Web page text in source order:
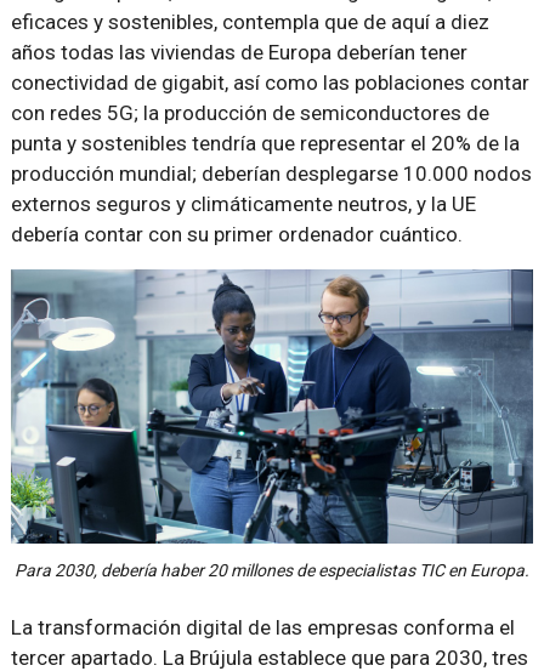
eficaces y sostenibles, contempla que de aquí a diez
años todas las viviendas de Europa deberían tener
conectividad de gigabit, así como las poblaciones contar
con redes 5G; la producción de semiconductores de
punta y sostenibles tendría que representar el 20% de la
producción mundial; deberían desplegarse 10.000 nodos
externos seguros y climáticamente neutros, y la UE
debería contar con su primer ordenador cuántico.
Para 2030, debería haber 20 millones de especialistas TIC en Europa.
La transformación digital de las empresas conforma el
tercer apartado. La Brújula establece que para 2030, tres